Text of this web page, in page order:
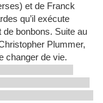
et de Franck
qu’il exécute
bonbons. Suite au
Plummer,
changer de vie.